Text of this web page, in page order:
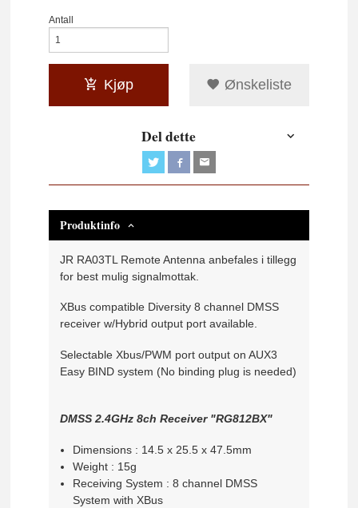
Antall
Kjøp Ønskeliste
Del dette
Produktinfo
JR RA03TL Remote Antenna anbefales i tillegg
for best mulig signalmottak.
XBus compatible Diversity 8 channel DMSS
receiver w/Hybrid output port available.
Selectable Xbus/PWM port output on AUX3
Easy BIND system (No binding plug is needed)
DMSS 2.4GHz 8ch Receiver "RG812BX"
Dimensions : 14.5 x 25.5 x 47.5mm
Weight : 15g
Receiving System : 8 channel DMSS
System with XBus